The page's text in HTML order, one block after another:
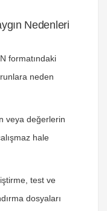
Nedenleri
formatındaki
neden
veya değerlerin
hale
test ve
dosyaları